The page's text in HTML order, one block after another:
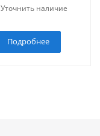
Уточнить наличие
Подробнее